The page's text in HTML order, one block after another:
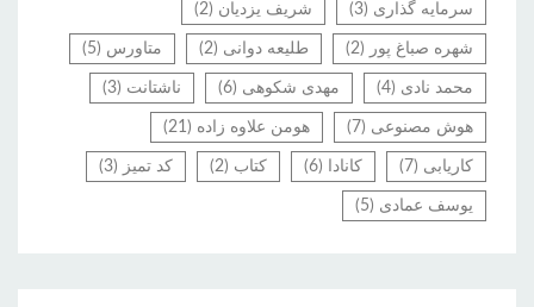
سرمایه گذاری (3) شریف یزدیان (2)
شهره صباغ پور (2) طلیعه دوانی (2) متاورس (5)
محمد نادی (4) مهدی شکوهی (6) ناشتانت (3)
هوش مصنوعی (7) هومن علاوه زاده (21)
کاریابی (7) کانادا (6) کتاب (2) کد تمیز (3)
یوسف عمادی (5)